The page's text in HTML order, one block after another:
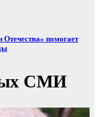
помогает